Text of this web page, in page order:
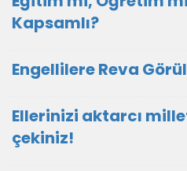
Kapsamlı?
Engellilere Reva
Ellerinizi aktarcı
çekiniz!